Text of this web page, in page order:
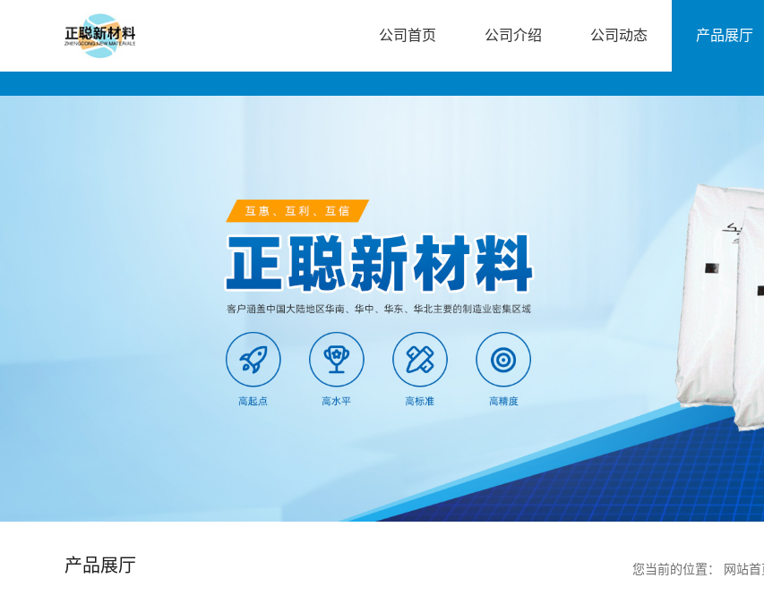
公司首页 公司介绍 公司动态 产品展厅
产品展厅 您当前的位置： 网站首